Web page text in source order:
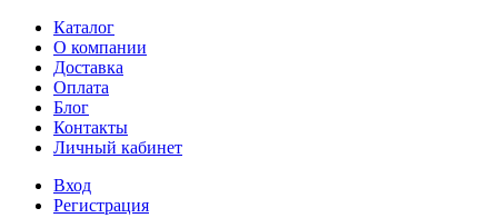
Каталог
О компании
Доставка
Оплата
Блог
Контакты
Личный кабинет
Вход
Регистрация